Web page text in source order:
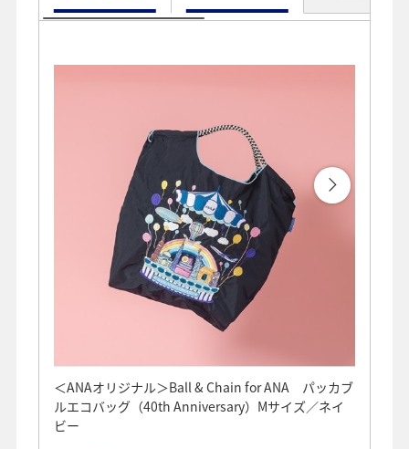
＜ANAオリジナル＞Ball & Chain for ANA パッカブ
ルエコバッグ（40th Anniversary）Mサイズ／ネイ
ビー